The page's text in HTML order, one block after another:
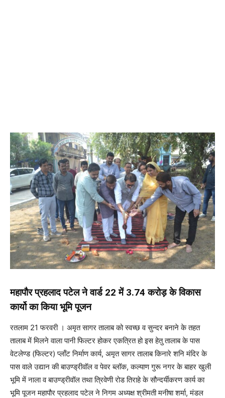
महापौर प्रहलाद पटेल ने वार्ड 22 में 3.74 करोड़ के विकास
कार्यो का किया भूमि पूजन
रतलाम 21 फरवरी । अमृत सागर तालाब को स्वच्छ व सुन्दर बनाने के तहत
तालाब में मिलने वाला पानी फिल्टर होकर एकत्रित हो इस हेतु तालाब के पास
वेटलेण्ड (फिल्टर) प्लॉंट निर्माण कार्य, अमृत सागर तालाब किनारे शनि मंदिर के
पास वाले उद्यान की बाउण्ड्रीवॉल व पेवर ब्लॉक, कल्याण गुरू नगर के बाहर खुली
भूमि में नाला व बाउण्ड्रीवॉल तथा त्रिवेणी रोड तिराहे के सौन्दर्यीकरण कार्य का
भूमि पूजन महापौर प्रहलाद पटेल ने निगम अध्यक्ष श्रीमती मनीषा शर्मा, मंडल